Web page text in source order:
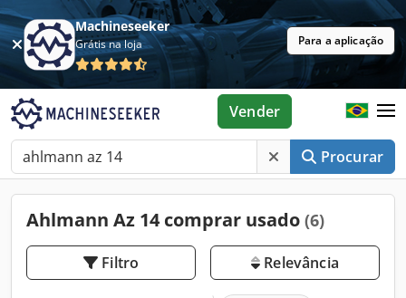
Machineseeker
Grátis na loja Para a aplicação
Procurar
Vender
Ahlmann Az 14 comprar usado (6)
Filtro Relevância